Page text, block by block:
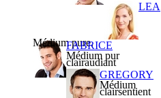
LEA
Médium pure.
FABRICE
Médium pur
clairaudiant
GREGORY
Médium
clairsentient